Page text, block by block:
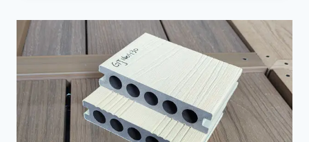
DALLES
COMPOSITES
DE
TERRASSE
POUR
DES
APPLICATIONS
POLYVALENTES